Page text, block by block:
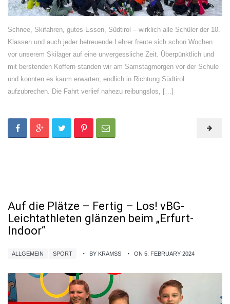
Schnee, Skifahren, gutes Essen, Südtirol – wirklich alle Schüler der 10.
Klassen und auch jeder betreuende Lehrer freute sich schon Wochen
vor unserem Skilager auf eine unvergessliche Zeit. Überpünktlich und
mit berstenden Koffern standen wir am Samstagmorgen vor der Schule
und konnten es kaum erwarten, endlich in Richtung Südtirol
aufzubrechen. Die Fahrt verlief nahezu reibungslos, […]
Auf die Plätze – Fertig – Los! vBG-
Leichtathleten glänzen beim „Erfurt-
Indoor“
ALLGEMEIN SPORT BY KRAMSS ON 5. FEBRUARY 2024